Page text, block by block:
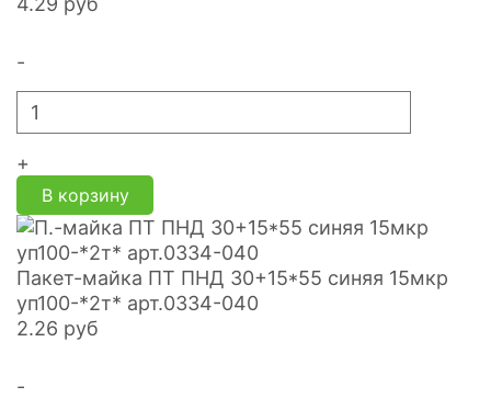
-
+
В корзину
Пакет-майка ПТ ПНД 30+15*55 синяя 15мкр
уп100-*2т* арт.0334-040
2.26 руб
-